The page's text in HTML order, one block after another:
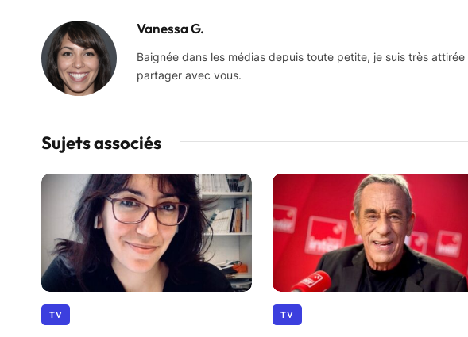
Vanessa G.
Baignée dans les médias depuis toute petite, je suis très
partager avec vous.
Sujets associés
TV TV